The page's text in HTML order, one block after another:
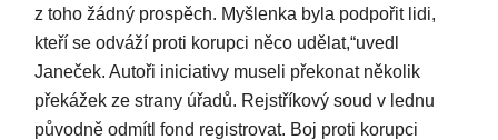
z toho žádný prospěch. Myšlenka byla podpořit lidi,
kteří se odváží proti korupci něco udělat,“uvedl
Janeček. Autoři iniciativy museli překonat několik
překážek ze strany úřadů. Rejstříkový soud v lednu
původně odmítl fond registrovat. Boj proti korupci